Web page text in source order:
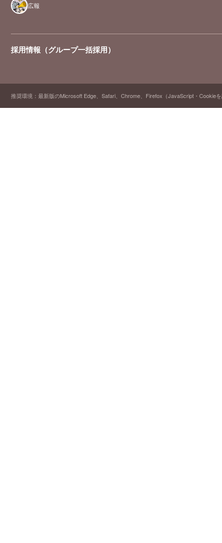
広報
採用情報（グループ一括採用）
推奨環境：最新版のMicrosoft Edge、Safari、Chrome、Firefox（JavaScript・Cookie